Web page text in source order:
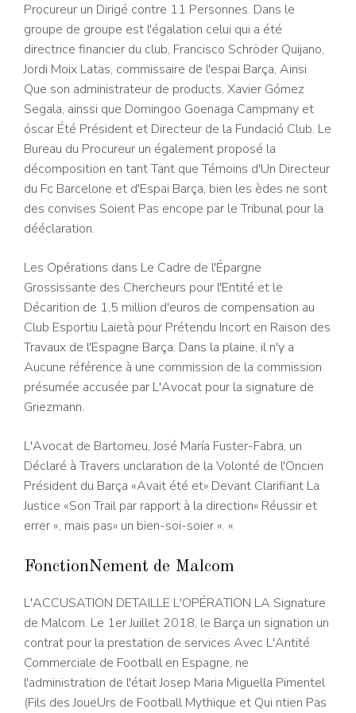
Procureur un Dirigé contre 11 Personnes. Dans le
groupe de groupe est l'égalation celui qui a été
directrice financier du club, Francisco Schröder Quijano,
Jordi Moix Latas, commissaire de l'espai Barça, Ainsi
Que son administrateur de products, Xavier Gómez
Segala, ainssi que Domingoo Goenaga Campmany et
óscar Été Président et Directeur de la Fundació Club. Le
Bureau du Procureur un également proposé la
décomposition en tant Tant que Témoins d'Un Directeur
du Fc Barcelone et d'Espai Barça, bien les èdes ne sont
des convises Soient Pas encope par le Tribunal pour la
dééclaration.
Les Opérations dans Le Cadre de l'Épargne
Grossissante des Chercheurs pour l'Entité et le
Décarition de 1,5 million d'euros de compensation au
Club Esportiu Laietà pour Prétendu Incort en Raison des
Travaux de l'Espagne Barça. Dans la plaine, il n'y a
Aucune référence à une commission de la commission
présumée accusée par L'Avocat pour la signature de
Griezmann.
L'Avocat de Bartomeu, José María Fuster-Fabra, un
Déclaré à Travers unclaration de la Volonté de l'Oncien
Président du Barça «Avait été et» Devant Clarifiant La
Justice «Son Trail par rapport à la direction» Réussir et
errer «, mais pas» un bien-soi-soier «. «
FonctionNement de Malcom
L'ACCUSATION DETAILLE L'OPÉRATION LA Signature
de Malcom. Le 1er Juillet 2018, le Barça un signation un
contrat pour la prestation de services Avec L'Antité
Commerciale de Football en Espagne, ne
l'administration de l'était Josep Maria Miguella Pimentel
(Fils des JoueUrs de Football Mythique et Qui ntien Pas